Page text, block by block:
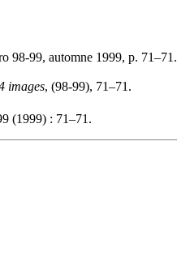
98-99, automne 1999, p. 71–71.
images, (98-99), 71–71.
(1999) : 71–71.